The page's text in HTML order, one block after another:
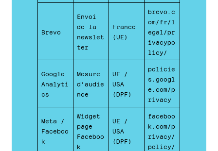
Brevo
Envoi
de la
newslet
ter
France
(UE)
brevo.c
om/fr/l
egal/pr
ivacypo
licy/
Google
Analyti
cs
Mesure
d’audie
nce
UE /
USA
(DPF)
policie
s.googl
e.com/p
rivacy
Meta /
Faceboo
k
Widget
page
Faceboo
k
UE /
USA
(DPF)
faceboo
k.com/p
rivacy/
policy/